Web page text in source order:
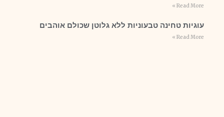
Read More »
עוגיות טחינה טבעוניות ללא גלוטן שכולם אוהבים
Read More »